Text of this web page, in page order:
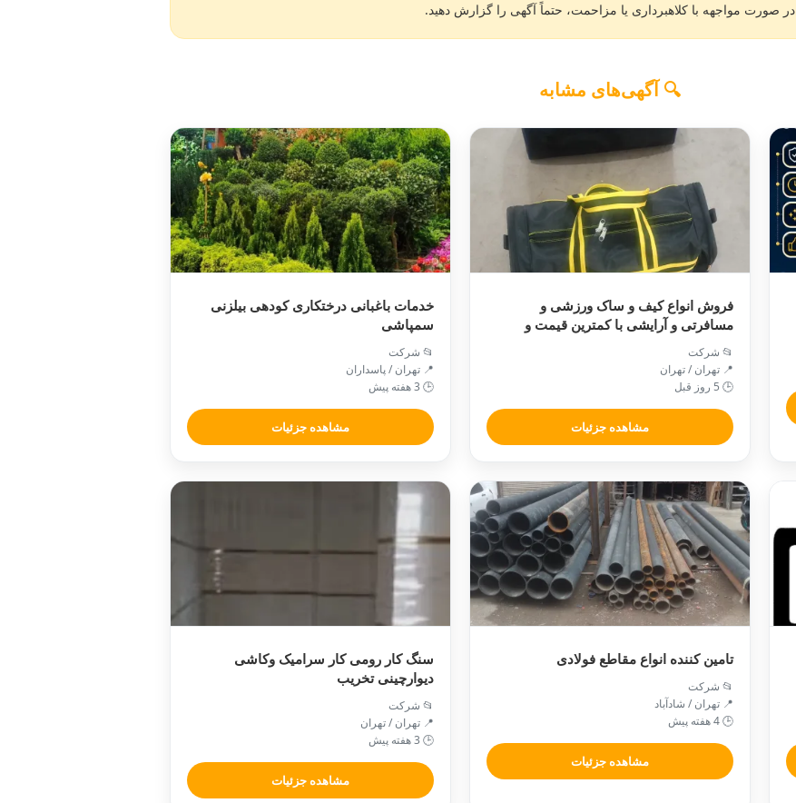
در صورت مواجهه با کلاهبرداری یا مزاحمت، حتماً آگهی را گزارش دهید.
🔍 آگهی‌های مشابه
فروش انواع کیف و ساک ورزشی و
مسافرتی و آرایشی با کمترین قیمت و
کیفیت عالی موجود است
📂 شرکت
📍 تهران / تهران
🕒 5 روز قبل
مشاهده جزئیات
خدمات باغبانی درختکاری کودهی بیلزنی
سمپاشی
📂 شرکت
📍 تهران / پاسداران
🕒 3 هفته پیش
مشاهده جزئیات
تامین کننده انواع مقاطع فولادی
📂 شرکت
📍 تهران / شادآباد
🕒 4 هفته پیش
مشاهده جزئیات
سنگ کار رومی کار سرامیک وکاشی
دیوارچینی تخریب
📂 شرکت
📍 تهران / تهران
🕒 3 هفته پیش
مشاهده جزئیات